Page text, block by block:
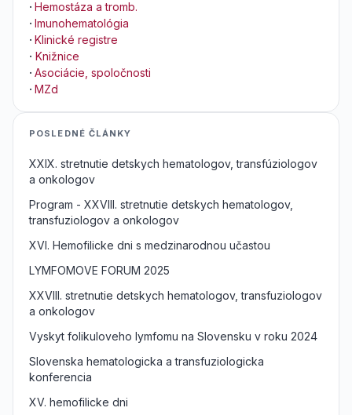
· Hemostáza a tromb.
· Imunohematológia
· Klinické registre
· Knižnice
· Asociácie, spoločnosti
· MZd
POSLEDNÉ ČLÁNKY
XXIX. stretnutie detskych hematologov, transfúziologov
a onkologov
Program - XXVIII. stretnutie detskych hematologov,
transfuziologov a onkologov
XVI. Hemofilicke dni s medzinarodnou učastou
LYMFOMOVE FORUM 2025
XXVIII. stretnutie detskych hematologov, transfuziologov
a onkologov
Vyskyt folikuloveho lymfomu na Slovensku v roku 2024
Slovenska hematologicka a transfuziologicka
konferencia
XV. hemofilicke dni